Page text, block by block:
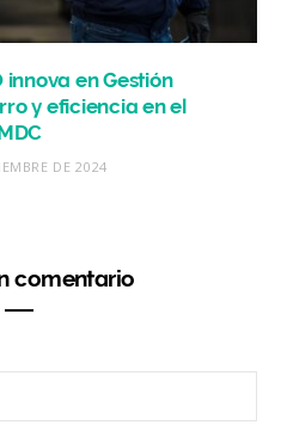
innova en Gestión
y eficiencia en el
DE 2024
comentario